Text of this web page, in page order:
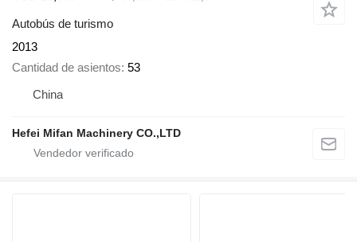
Autobús de turismo
2013
Cantidad de asientos 53
China
Hefei Mifan Machinery CO.,LTD